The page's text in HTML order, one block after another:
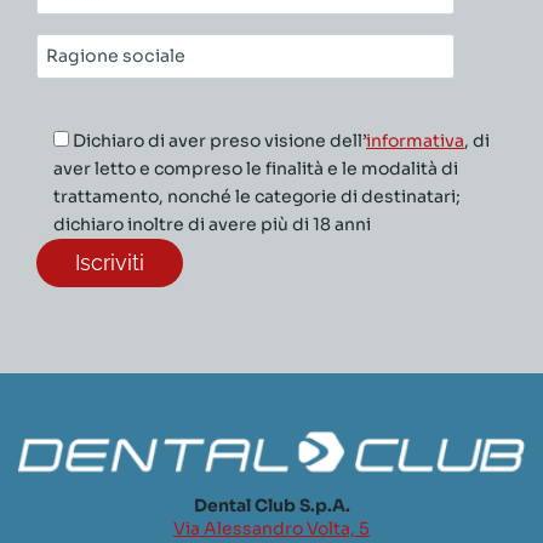
mail*
Ragione
sociale*
Dichiaro di aver preso visione dell’informativa, di
aver letto e compreso le finalità e le modalità di
trattamento, nonché le categorie di destinatari;
dichiaro inoltre di avere più di 18 anni
Dental Club S.p.A.
Via Alessandro Volta, 5